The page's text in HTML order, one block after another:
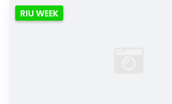
RIU WEEK